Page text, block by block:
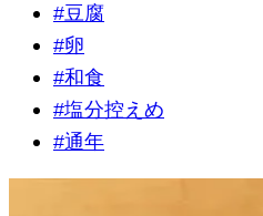
#豆腐
#卵
#和食
#塩分控えめ
#通年